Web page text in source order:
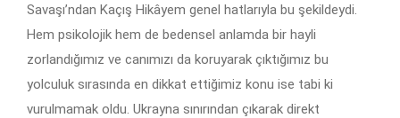
Savaşı’ndan Kaçış Hikâyem genel hatlarıyla bu şekildeydi.
Hem psikolojik hem de bedensel anlamda bir hayli
zorlandığımız ve canımızı da koruyarak çıktığımız bu
yolculuk sırasında en dikkat ettiğimiz konu ise tabi ki
vurulmamak oldu. Ukrayna sınırından çıkarak direkt